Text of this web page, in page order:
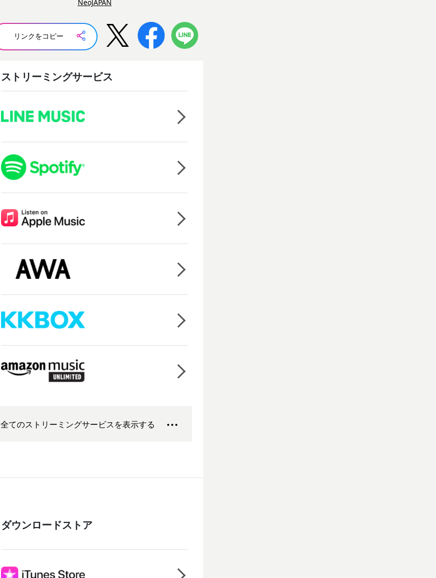
NeoJAPAN
リンクをコピー
ストリーミングサービス
全てのストリーミングサービスを表示する
ダウンロードストア